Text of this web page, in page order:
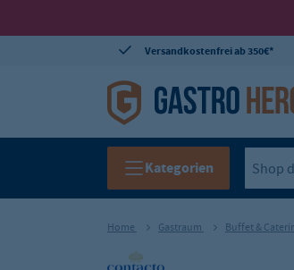
Versandkostenfrei ab 350€*
Kategorien
Home Gastraum Buffet &